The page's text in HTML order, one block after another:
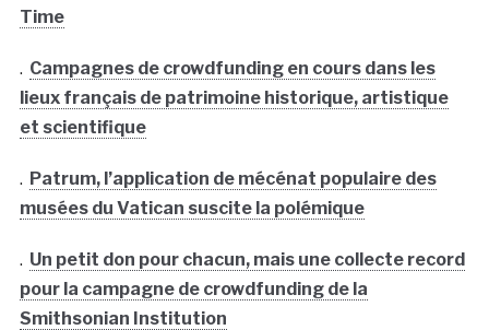
Time
. Campagnes de crowdfunding en cours dans les
lieux français de patrimoine historique, artistique
et scientifique
. Patrum, l’application de mécénat populaire des
musées du Vatican suscite la polémique
. Un petit don pour chacun, mais une collecte record
pour la campagne de crowdfunding de la
Smithsonian Institution